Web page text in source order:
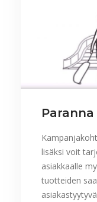
lisäksi voit
asiakkaalle
tuotteiden